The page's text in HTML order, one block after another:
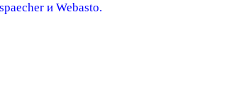
и Webasto.